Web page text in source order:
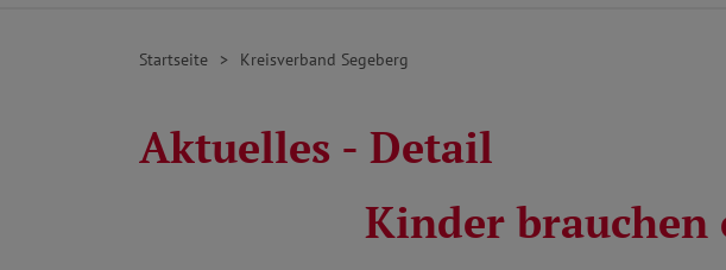
Startseite Kreisverband Segeberg
Aktuelles - Detail
Kinder brauchen